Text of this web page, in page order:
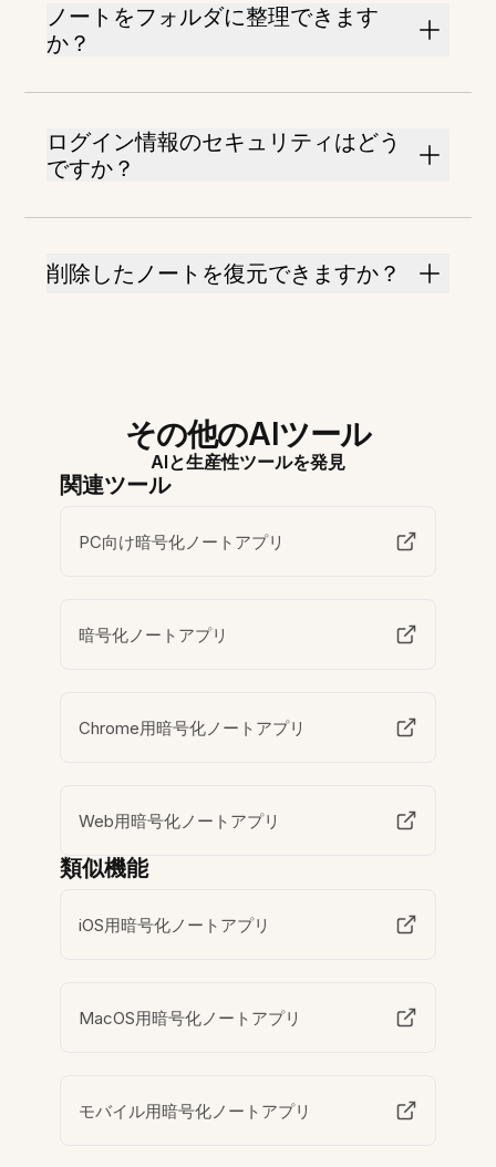
ノートをフォルダに整理できます
か？
ログイン情報のセキュリティはどう
ですか？
削除したノートを復元できますか？
その他のAIツール
AIと生産性ツールを発見
関連ツール
PC向け暗号化ノートアプリ
暗号化ノートアプリ
Chrome用暗号化ノートアプリ
Web用暗号化ノートアプリ
類似機能
iOS用暗号化ノートアプリ
MacOS用暗号化ノートアプリ
モバイル用暗号化ノートアプリ